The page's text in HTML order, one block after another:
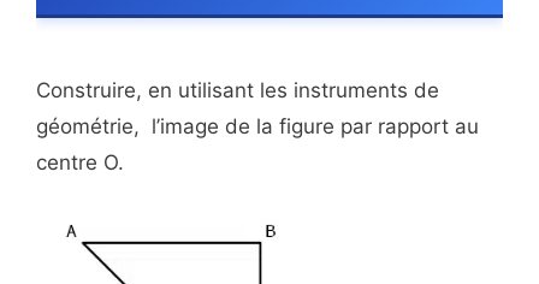
Construire, en utilisant les instruments de
géométrie, l’image de la figure par rapport au
centre O.